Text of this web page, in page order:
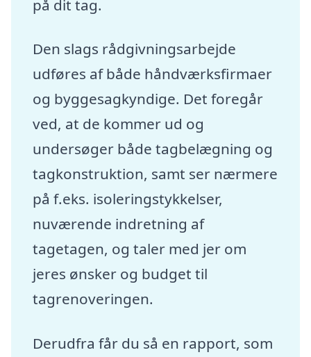
på dit tag.
Den slags rådgivningsarbejde
udføres af både håndværksfirmaer
og byggesagkyndige. Det foregår
ved, at de kommer ud og
undersøger både tagbelægning og
tagkonstruktion, samt ser nærmere
på f.eks. isoleringstykkelser,
nuværende indretning af
tagetagen, og taler med jer om
jeres ønsker og budget til
tagrenoveringen.
Derudfra får du så en rapport, som